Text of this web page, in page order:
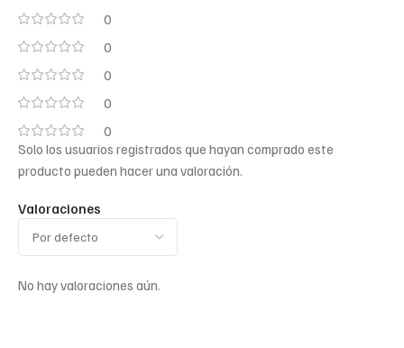
0
0
0
0
0
Valoraciones
No hay valoraciones aún.
Solo los usuarios registrados que hayan comprado este
producto pueden hacer una valoración.